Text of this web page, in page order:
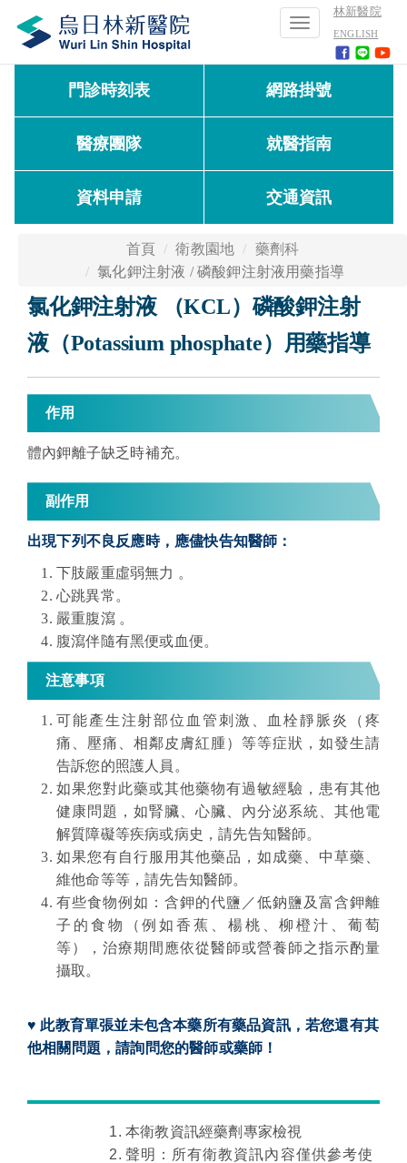
林新醫院
ENGLISH
Toggle
navigation
門診時刻表 網路掛號
醫療團隊 就醫指南
資料申請 交通資訊
首頁 衛教園地
藥劑科
氯化鉀注射液 / 磷酸鉀注射液用藥指導
氯化鉀注射液 （KCL）磷酸鉀注射
液（Potassium phosphate）用藥指導
作用
體內鉀離子缺乏時補充。
副作用
出現下列不良反應時，應儘快告知醫師：
下肢嚴重虛弱無力 。
心跳異常。
嚴重腹瀉 。
腹瀉伴隨有黑便或血便。
注意事項
可能產生注射部位血管刺激、血栓靜脈炎（疼
痛、壓痛、相鄰皮膚紅腫）等等症狀，如發生請
告訴您的照護人員。
如果您對此藥或其他藥物有過敏經驗，患有其他
健康問題，如腎臟、心臟、內分泌系統、其他電
解質障礙等疾病或病史，請先告知醫師。
如果您有自行服用其他藥品，如成藥、中草藥、
維他命等等，請先告知醫師。
有些食物例如：含鉀的代鹽／低鈉鹽及富含鉀離
子的食物（例如香蕉、楊桃、柳橙汁、葡萄
等）
，治療期間應依從醫師或營養師之指示酌量
攝取。
♥ 此教育單張並未包含本藥所有藥品資訊，若您還有其
他相關問題，請詢問您的醫師或藥師！
本衛教資訊經藥劑專家檢視
聲明：所有衛教資訊內容僅供參考使